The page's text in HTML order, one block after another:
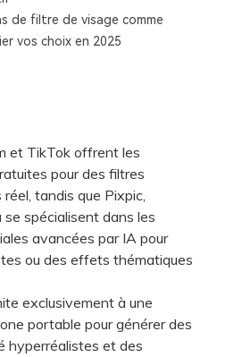
de filtre de visage comme
vos choix en 2025
et TikTok offrent les
pour des filtres
tandis que Pixpic,
spécialisent dans les
avancées par IA pour
ou des effets thématiques
exclusivement à une
portable pour générer des
hyperréalistes et des